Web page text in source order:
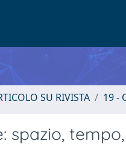
SU RIVISTA 19 -
spazio,